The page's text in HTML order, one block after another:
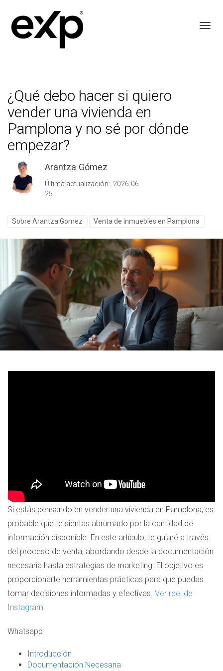
¿Qué debo hacer si quiero
vender una vivienda en
Pamplona y no sé por dónde
empezar?
Arantza Gómez
Última actualización: 2026-06-
25
Sobre Arantza Gomez Venta de inmuebles en Pamplona
Si estás pensando en vender una vivienda en Pamplona, es
probable que te sientas abrumado por la cantidad de
información disponible. En este artículo, te guiaré a través
del proceso de venta, abordando desde la documentación
necesaria hasta estrategias de marketing. El objetivo es
proporcionarte herramientas prácticas para que puedas
tomar decisiones informadas y efectivas. Ver reel de
Instagram.
Whatsapp
Introducción
Documentación Necesaria